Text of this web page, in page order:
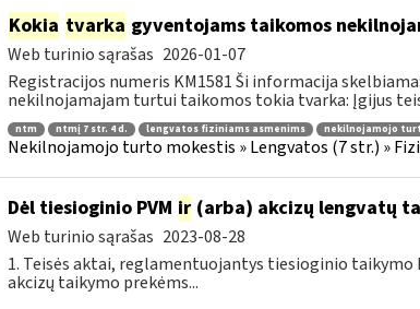
Kokia tvarka gyventojams taikomos
Web turinio sąrašas 2026-01-07
Registracijos numeris KM1581 Ši informacija
nekilnojamajam turtui taikomos tokia tvarka: Įgijus
ntm ntmį 7 str. 4 d. lengvatos fiziniams asmenims nekilnojamojo
Nekilnojamojo turto mokestis » Lengvatos (7 str.) »
Dėl tiesioginio PVM ir(arba) akcizų lengvatų
Web turinio sąrašas 2023-08-28
1. Teisės aktai, reglamentuojantys tiesioginio taikymo
akcizų taikymo prekėms...